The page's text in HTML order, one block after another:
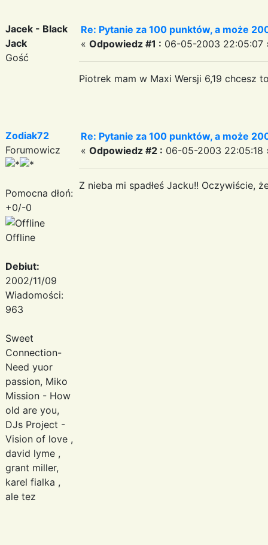
Jacek - Black
Jack
Gość
Re: Pytanie za 100 punktów, a może
« Odpowiedz #1 : 06-05-2003 22:05:07
Piotrek mam w Maxi Wersji 6,19 chcesz
Zodiak72
Forumowicz
Pomocna dłoń:
+0/-0
Offline
Debiut:
2002/11/09
Wiadomości:
963
Sweet
Connection-
Need yuor
passion, Miko
Mission - How
old are you,
DJs Project -
Vision of love ,
david lyme ,
grant miller,
karel fialka ,
ale tez
Re: Pytanie za 100 punktów, a może
« Odpowiedz #2 : 06-05-2003 22:05:18
Z nieba mi spadłeś Jacku!! Oczywiście,